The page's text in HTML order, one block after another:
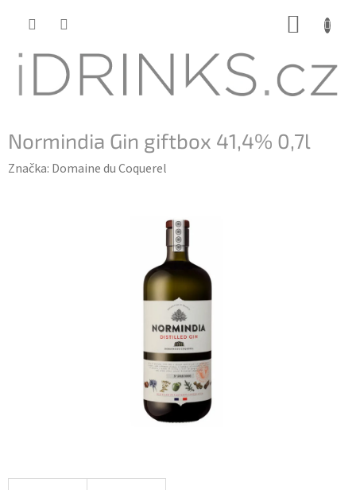
Normindia Gin giftbox 41,4% 0,7l
Značka: Domaine du Coquerel